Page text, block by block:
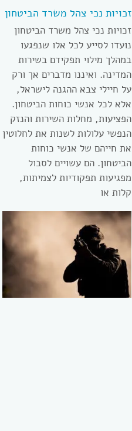
זכויות נכי צהל משרד הביטחון
זכויות נכי צהל משרד הביטחון
נועדו לסייע לכל אלו שנפגעו
במהלך מילוי תפקידם בשירות
המדינה. ואיננו מדברים אך ורק
על חיילי צבא ההגנה לישראל,
אלא לכל אנשי כוחות הביטחון.
הפציעות, מחלות השירות והנזק
הנפשי עלולות לשנות את לחלוטין
את חייהם של אנשי כוחות
הביטחון. הם עשויים לסבול
מפגיעות תפקודיות לצמיתות,
קלות או